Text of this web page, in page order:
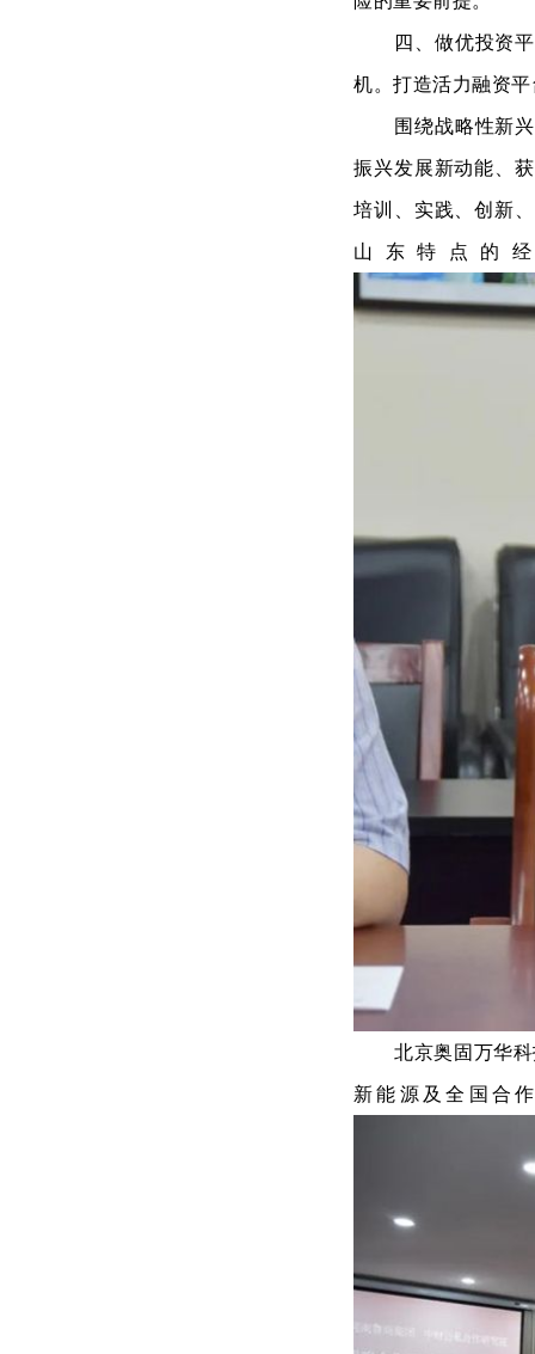
四、做优投资
机。打造活力融资
围绕战略性新
振兴发展新动能、
培训、实践、创新
山东
北京奥固万华
新能源及全